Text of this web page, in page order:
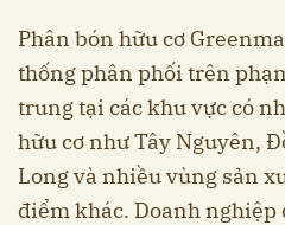
Phân bón hữu cơ
thống phân phối trên
trung tại các khu vực có
hữu cơ như Tây Nguyên,
Long và nhiều vùng sản
điểm khác. Doanh